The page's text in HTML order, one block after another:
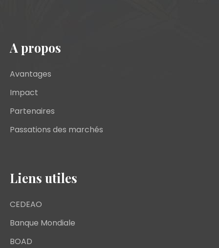
A propos
Avantages
Impact
Partenaires
Passations des marchés
Liens utiles
CEDEAO
Banque Mondiale
BOAD